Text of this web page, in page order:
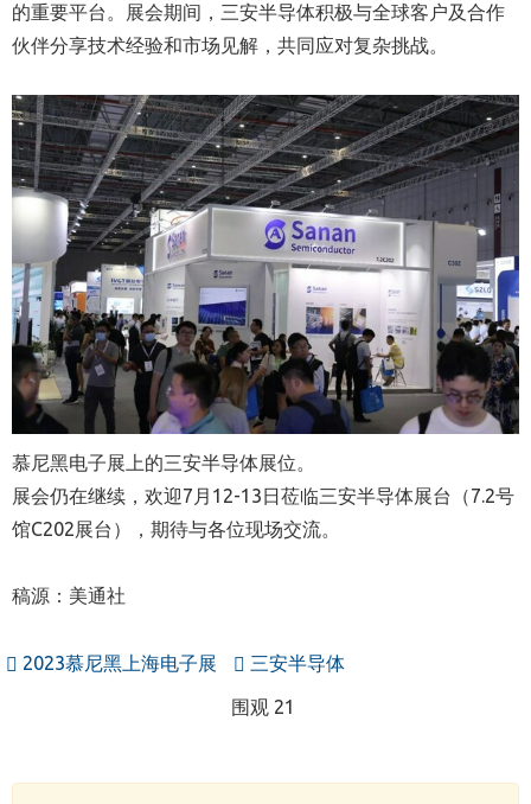
的重要平台。展会期间，三安半导体积极与全球客户及合作
伙伴分享技术经验和市场见解，共同应对复杂挑战。
慕尼黑电子展上的三安半导体展位。
展会仍在继续，欢迎7月12-13日莅临三安半导体展台（7.2号
馆C202展台），期待与各位现场交流。
稿源：美通社
2023慕尼黑上海电子展 三安半导体
围观 21